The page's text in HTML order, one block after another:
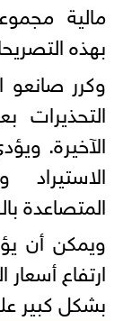
مالية
بهذه
وكرر صانعو
التحذيرات
‌الآخيرة.
المتصاعدة
ويمكن أن
ارتفاع
بشكل كبير